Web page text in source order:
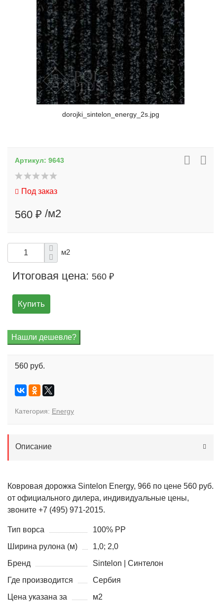
dorojki_sintelon_energy_2s.jpg
Артикул: 9643
Под заказ
560 ₽ /м2
м2
Итоговая цена: 560 ₽
Купить
560 руб.
Категория: Energy
Описание
Ковровая дорожка Sintelon Energy, 966 по цене 560 руб.
от официального дилера, индивидуальные цены,
звоните +7 (495) 971-2015.
Тип ворса
100% PP
Ширина рулона (м)
1,0; 2,0
Бренд
Sintelon | Синтелон
Где производится
Сербия
Цена указана за
м2